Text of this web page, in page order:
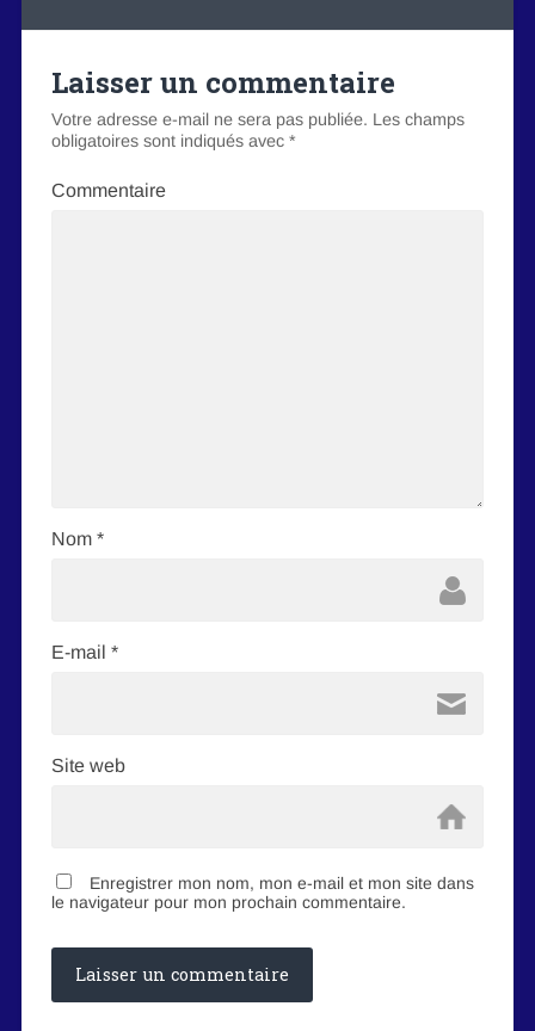
Laisser un commentaire
Votre adresse e-mail ne sera pas publiée. Les champs
obligatoires sont indiqués avec *
Commentaire
Nom *
E-mail *
Site web
Enregistrer mon nom, mon e-mail et mon site dans
le navigateur pour mon prochain commentaire.